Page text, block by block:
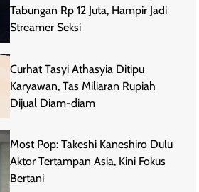
Tabungan Rp 12 Juta, Hampir Jadi
Streamer Seksi
Curhat Tasyi Athasyia Ditipu
Karyawan, Tas Miliaran Rupiah
Dijual Diam-diam
Most Pop: Takeshi Kaneshiro Dulu
Aktor Tertampan Asia, Kini Fokus
Bertani